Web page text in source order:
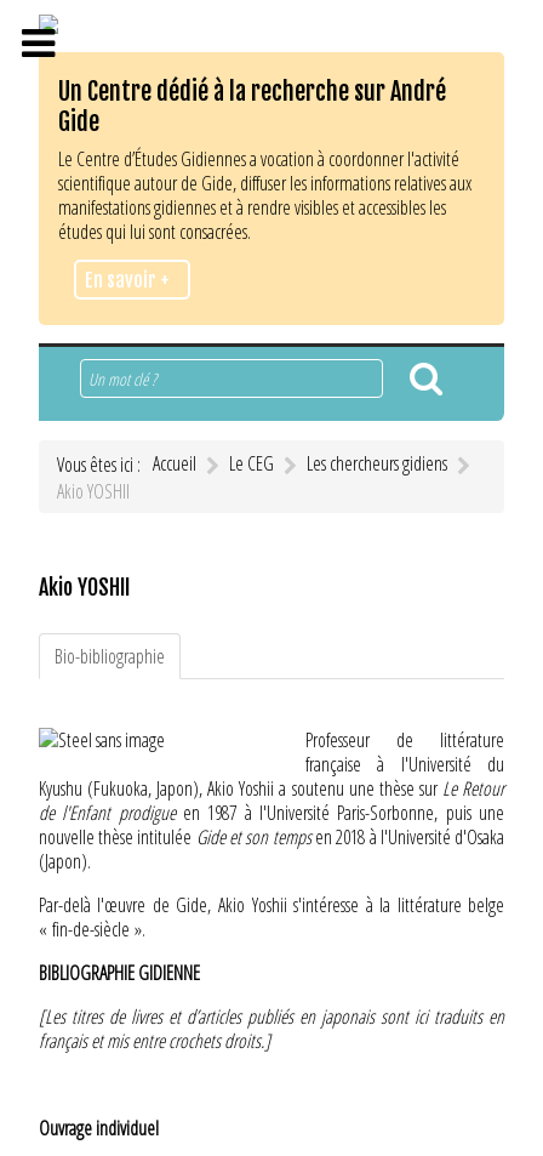
Un Centre dédié à la recherche sur André
Gide
Le Centre d’Études Gidiennes a vocation à coordonner l'activité
scientifique autour de Gide, diffuser les informations relatives aux
manifestations gidiennes et à rendre visibles et accessibles les
études qui lui sont consacrées.
En savoir +
Rechercher
Vous êtes ici : Accueil Le CEG
Les chercheurs gidiens
Akio YOSHII
Akio YOSHII
Bio-bibliographie
Professeur de littérature
française à l'Université du
Kyushu (Fukuoka, Japon), Akio Yoshii a soutenu une thèse surLe Retour
de l'Enfant prodigueen 1987 à l'Université Paris-Sorbonne, puis une
nouvelle thèse intitulée Gide et son tempsen 2018 à l'Université d'Osaka
(Japon).
Par-delà l'œuvre de Gide, Akio Yoshii s'intéresse à la littérature belge
« fin-de-siècle ».
BIBLIOGRAPHIE GIDIENNE
[Les titres de livres et d’articles publiés en japonais sont ici traduits en
français et mis entre crochets droits.]
Ouvrage individuel